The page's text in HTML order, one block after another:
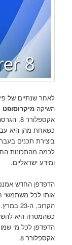
לאחר שנתיים של
השיקהמיקרוסופט
כשאחת מהן היא
ביצירת תכנים
לכמה מהתכונות
ומידע ישראליים.
הדפדפן החדש
הקרוב,
אקספלורר 8.